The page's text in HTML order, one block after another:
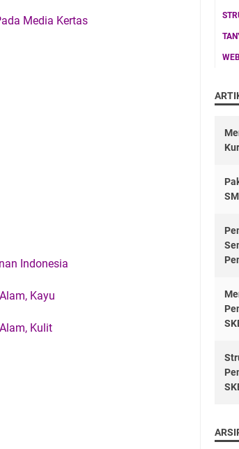
Media Kertas
Indonesia
Kayu
Kulit